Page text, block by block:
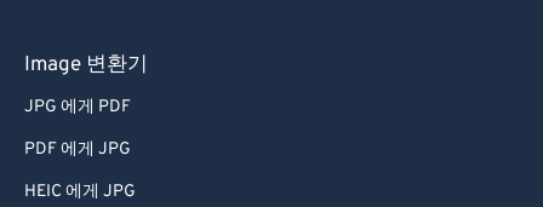
Image 변환기
JPG 에게 PDF
PDF 에게 JPG
HEIC 에게 JPG